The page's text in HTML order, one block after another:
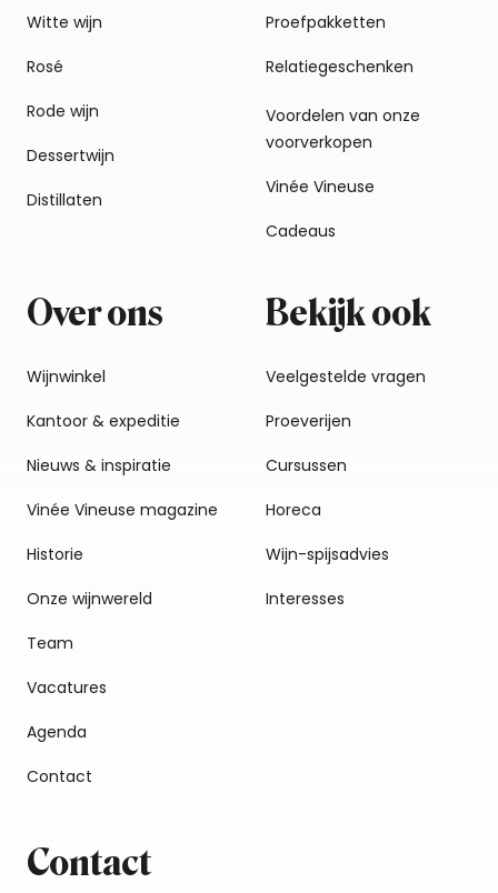
Witte wijn
Rosé
Rode wijn
Dessertwijn
Distillaten
Proefpakketten
Relatiegeschenken
Voordelen van onze
voorverkopen
Vinée Vineuse
Cadeaus
Over ons
Wijnwinkel
Kantoor & expeditie
Nieuws & inspiratie
Vinée Vineuse magazine
Historie
Onze wijnwereld
Team
Vacatures
Agenda
Contact
Bekijk ook
Veelgestelde vragen
Proeverijen
Cursussen
Horeca
Wijn-spijsadvies
Interesses
Contact